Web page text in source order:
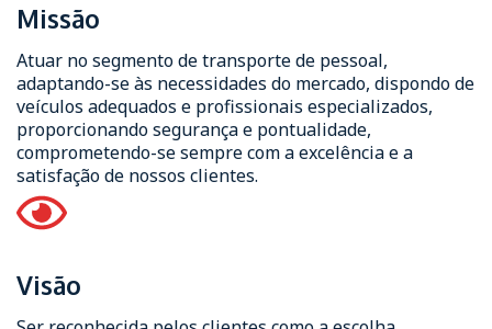
Missão
Atuar no segmento de transporte de pessoal,
adaptando-se às necessidades do mercado, dispondo de
veículos adequados e profissionais especializados,
proporcionando segurança e pontualidade,
comprometendo-se sempre com a excelência e a
satisfação de nossos clientes.
Visão